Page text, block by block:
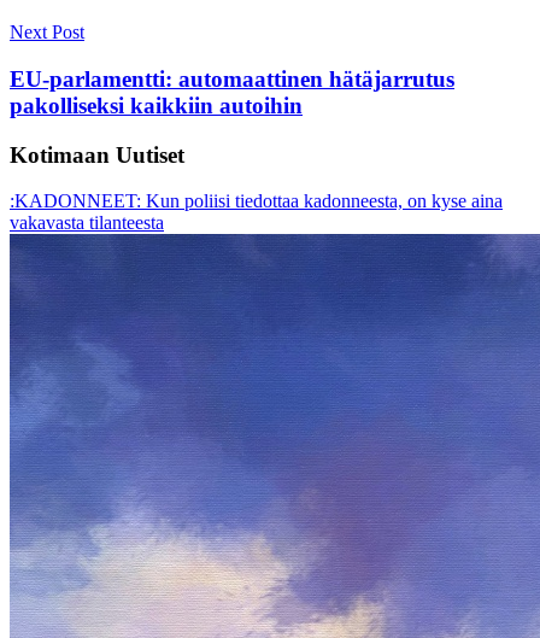
Next Post
EU-parlamentti: automaattinen hätäjarrutus
pakolliseksi kaikkiin autoihin
Kotimaan Uutiset
:KADONNEET: Kun poliisi tiedottaa kadonneesta, on kyse aina
vakavasta tilanteesta